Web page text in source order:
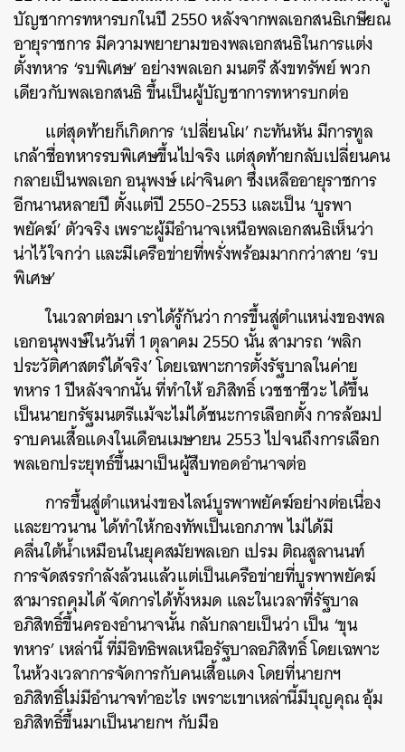
บัญชาการทหารบกในปี 2550 หลังจากพลเอกสนธิเกษียณ
อายุราชการ มีความพยายามของพลเอกสนธิในการแต่ง
ตั้งทหาร ‘รบพิเศษ’ อย่างพลเอก มนตรี สังขทรัพย์ พวก
เดียวกับพลเอกสนธิ ขึ้นเป็นผู้บัญชาการทหารบกต่อ
แต่สุดท้ายก็เกิดการ ‘เปลี่ยนโผ’ กะทันหัน มีการทูล
เกล้าชื่อทหารรบพิเศษขึ้นไปจริง แต่สุดท้ายกลับเปลี่ยนคน
กลายเป็นพลเอก อนุพงษ์ เผ่าจินดา ซึ่งเหลืออายุราชการ
อีกนานหลายปี ตั้งแต่ปี 2550-2553 และเป็น ‘บูรพา
พยัคฆ์’ ตัวจริง เพราะผู้มีอำนาจเหนือพลเอกสนธิเห็นว่า
น่าไว้ใจกว่า และมีเครือข่ายที่พรั่งพร้อมมากกว่าสาย ‘รบ
พิเศษ’
ในเวลาต่อมา เราได้รู้กันว่า การขึ้นสู่ตำแหน่งของพล
เอกอนุพงษ์ในวันที่ 1 ตุลาคม 2550 นั้น สามารถ ‘พลิก
ประวัติศาสตร์ได้จริง’ โดยเฉพาะการตั้งรัฐบาลในค่าย
ทหาร 1 ปีหลังจากนั้น ที่ทำให้ อภิสิทธิ์ เวชชาชีวะ ได้ขึ้น
เป็นนายกรัฐมนตรีแม้จะไม่ได้ชนะการเลือกตั้ง การล้อมป
ราบคนเสื้อแดงในเดือนเมษายน 2553 ไปจนถึงการเลือก
พลเอกประยุทธ์ขึ้นมาเป็นผู้สืบทอดอำนาจต่อ
การขึ้นสู่ตำแหน่งของไลน์บูรพาพยัคฆ์อย่างต่อเนื่อง
และยาวนาน ได้ทำให้กองทัพเป็นเอกภาพ ไม่ได้มี
คลื่นใต้น้ำเหมือนในยุคสมัยพลเอก เปรม ติณสูลานนท์
การจัดสรรกำลังล้วนแล้วแต่เป็นเครือข่ายที่บูรพาพยัคฆ์
สามารถคุมได้ จัดการได้ทั้งหมด และในเวลาที่รัฐบาล
อภิสิทธิ์ขึ้นครองอำนาจนั้น กลับกลายเป็นว่า เป็น ‘ขุน
ทหาร’ เหล่านี้ ที่มีอิทธิพลเหนือรัฐบาลอภิสิทธิ์ โดยเฉพาะ
ในห้วงเวลาการจัดการกับคนเสื้อแดง โดยที่นายกฯ
อภิสิทธิ์ไม่มีอำนาจทำอะไร เพราะเขาเหล่านี้มีบุญคุณ อุ้ม
อภิสิทธิ์ขึ้นมาเป็นนายกฯ กับมือ
ค้นหา
SHARE TWEET LINE EMAIL